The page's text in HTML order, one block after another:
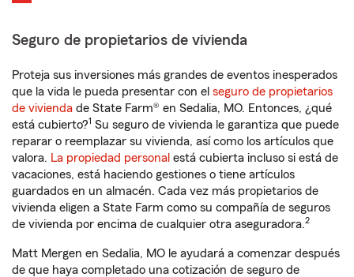
Seguro de propietarios de vivienda
Proteja sus inversiones más grandes de eventos inesperados
que la vida le pueda presentar con el seguro de propietarios
de vivienda de State Farm® en Sedalia, MO. Entonces, ¿qué
está cubierto?1 Su seguro de vivienda le garantiza que puede
reparar o reemplazar su vivienda, así como los artículos que
valora. La propiedad personal está cubierta incluso si está de
vacaciones, está haciendo gestiones o tiene artículos
guardados en un almacén. Cada vez más propietarios de
vivienda eligen a State Farm como su compañía de seguros
de vivienda por encima de cualquier otra aseguradora.2
Matt Mergen en Sedalia, MO le ayudará a comenzar después
de que haya completado una cotización de seguro de